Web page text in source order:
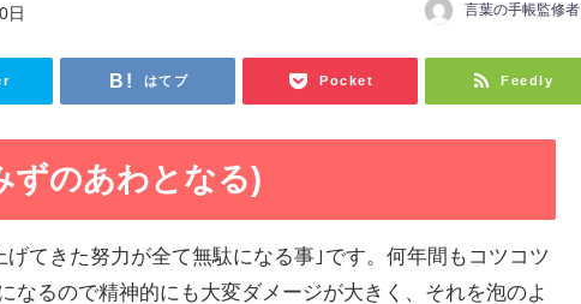
日 言葉の手帳監修者
はてブ Pocket Feedly
ずのあわとなる)
げてきた努力が全て無駄になる事｣です。何年間もコツコツ
なるので精神的にも大変ダメージが大きく、それを泡のよ